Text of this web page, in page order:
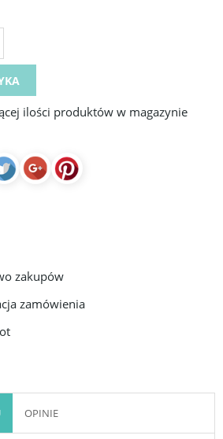
ilości produktów w magazynie
zakupów
zamówienia
OPINIE